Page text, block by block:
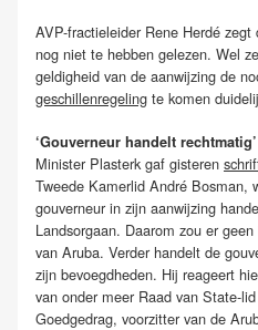
AVP-fractieleider Rene Herdé
nog niet te hebben gelezen. Wel
geldigheid van de aanwijzing de
geschillenregeling te komen
‘Gouverneur handelt rechtmatig’
Minister Plasterk gaf gisteren
Tweede Kamerlid André Bosman,
gouverneur in zijn aanwijzing
Landsorgaan. Daarom zou er
van Aruba. Verder handelt de
zijn bevoegdheden. Hij reageert
van onder meer Raad van State-
Goedgedrag, voorzitter van de